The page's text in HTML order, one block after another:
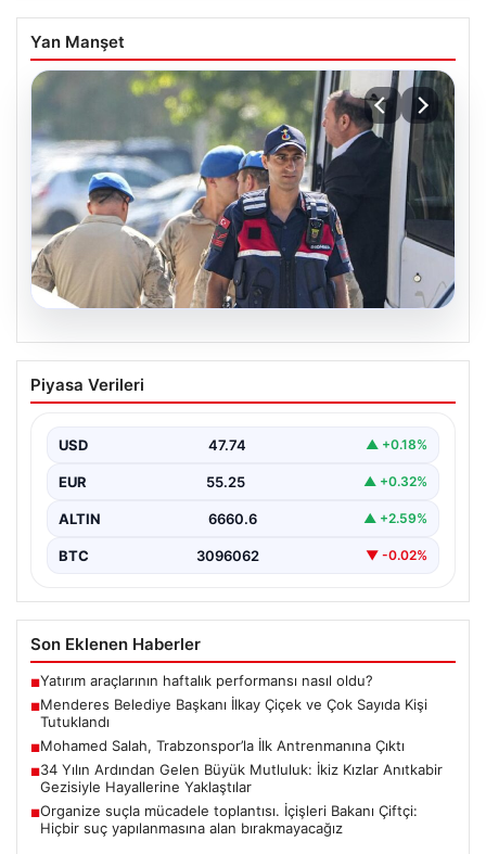
Yan Manşet
Menderes Belediye Başkanı İlkay Çiçek
ve Çok Sayıda Kişi Tutuklandı
soruşturma kapsamında, Belediye Başkanı İlkay Çiçek
ve…
Piyasa Verileri
USD 47.74 ▲ +0.18%
EUR 55.25 ▲ +0.32%
ALTIN 6660.6 ▲ +2.59%
BTC 3096062 ▼ -0.02%
Son Eklenen Haberler
■Yatırım araçlarının haftalık performansı nasıl oldu?
■Menderes Belediye Başkanı İlkay Çiçek ve Çok Sayıda Kişi
Tutuklandı
■Mohamed Salah, Trabzonspor’la İlk Antrenmanına Çıktı
■34 Yılın Ardından Gelen Büyük Mutluluk: İkiz Kızlar Anıtkabir
Gezisiyle Hayallerine Yaklaştılar
■Organize suçla mücadele toplantısı. İçişleri Bakanı Çiftçi:
Hiçbir suç yapılanmasına alan bırakmayacağız